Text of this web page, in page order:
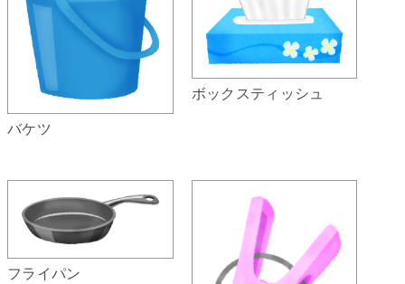
バケツ
ボックスティッシュ
フライパン